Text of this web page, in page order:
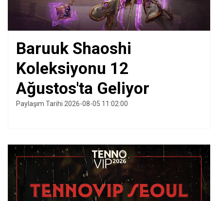
Baruuk Shaoshi
Koleksiyonu 12
Ağustos'ta Geliyor
Paylaşım Tarihi 2026-08-05 11:02:00